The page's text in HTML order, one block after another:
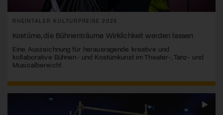
RHEINTALER KULTURPREISE 2025
Kostüme, die Bühnenträume Wirklichkeit werden lassen
Eine Auszeichnung für herausragende kreative und
kollaborative Bühnen- und Kostümkunst im Theater-, Tanz- und
Musicalbereich!